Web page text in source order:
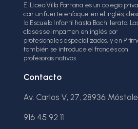
El Liceo Villa Fontana es un colegio
con un fuerte enfoque en el inglés,
la Escuela Infantil hasta Bachillerato.
clases se imparten en inglés por
profesionales especializados, y en
también se introduce el francés con
profesoras nativas
Contacto
Av. Carlos V, 27, 28936
916 45 92 11